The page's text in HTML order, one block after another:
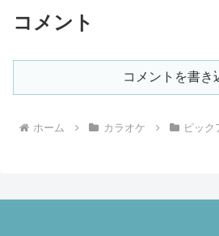
コメント
コメントを書き
ホーム カラオケ ピック